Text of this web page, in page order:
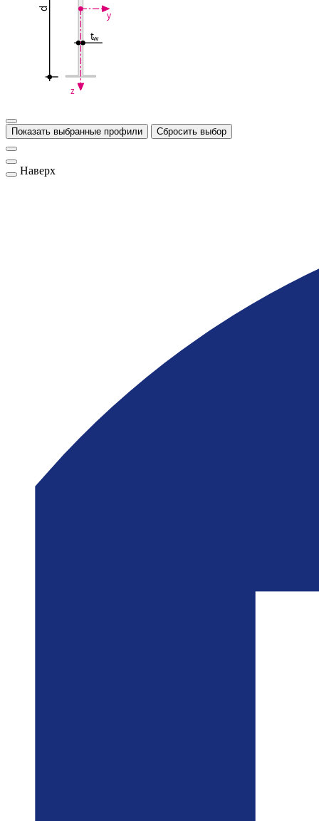
d
tw
y
z
Показать выбранные профили Сбросить выбор
Наверх